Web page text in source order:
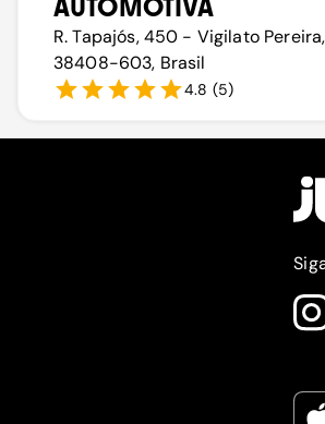
AUTOMOTIVA
R. Tapajós, 450 - Vigilato
38408-603, Brasil
4.8 (5)